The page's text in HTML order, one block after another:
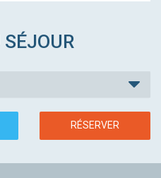
SÉJOUR
RÉSERVER